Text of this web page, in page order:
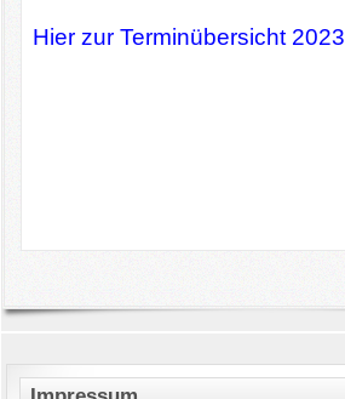
Hier zur Terminübersicht 2023